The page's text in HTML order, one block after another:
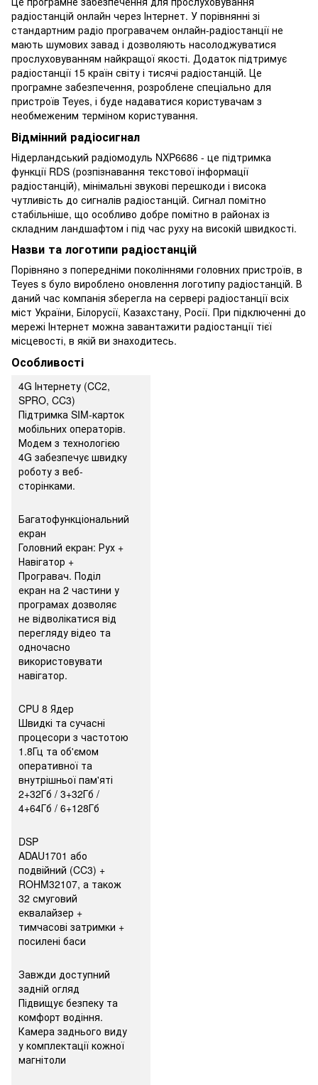
радіостанцій онлайн через Інтернет. У порівнянні зі
стандартним радіо програвачем онлайн-радіостанції не
мають шумових завад і дозволяють насолоджуватися
прослуховуванням найкращої якості. Додаток підтримує
радіостанції 15 країн світу і тисячі радіостанцій. Це
програмне забезпечення, розроблене спеціально для
пристроїв Teyes, і буде надаватися користувачам з
необмеженим терміном користування.
Відмінний радіосигнал
Нідерландський радіомодуль NXP6686 - це підтримка
функції RDS (розпізнавання текстової інформації
радіостанцій), мінімальні звукові перешкоди і висока
чутливість до сигналів радіостанцій. Сигнал помітно
стабільніше, що особливо добре помітно в районах із
складним ландшафтом і під час руху на високій швидкості.
Назви та логотипи радіостанцій
Порівняно з попередніми поколіннями головних пристроїв, в
Teyes s було вироблено оновлення логотипу радіостанцій. В
даний час компанія зберегла на сервері радіостанції всіх
міст України, Білорусії, Казахстану, Росії. При підключенні до
мережі Інтернет можна завантажити радіостанції тієї
місцевості, в якій ви знаходитесь.
Особливості
4G Інтернету (CC2,
SPRO, CC3)
Підтримка SIM-карток
мобільних операторів.
Модем з технологією
4G забезпечує швидку
роботу з веб-
сторінками.
Багатофункціональний
екран
Головний екран: Рух +
Навігатор +
Програвач. Поділ
екран на 2 частини у
програмах дозволяє
не відволікатися від
перегляду відео та
одночасно
використовувати
навігатор.
CPU 8 Ядер
Швидкі та сучасні
процесори з частотою
1.8Гц та об'ємом
оперативної та
внутрішньої пам'яті
2+32Гб / 3+32Гб /
4+64Гб / 6+128Гб
DSP
ADAU1701 або
подвійний (CC3) +
ROHM32107, а також
32 смуговий
еквалайзер +
тимчасові затримки +
посилені баси
Завжди доступний
задній огляд
Підвищує безпеку та
комфорт водіння.
Камера заднього виду
у комплектації кожної
магнітоли